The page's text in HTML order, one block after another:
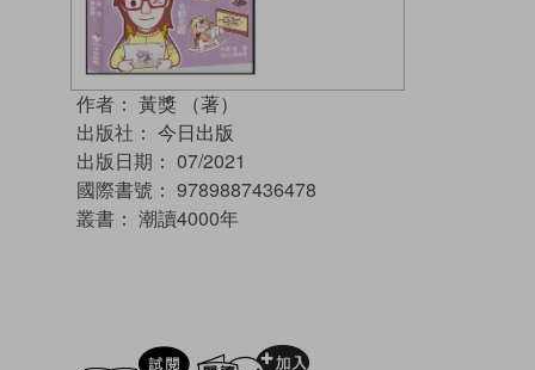
作者： 黃獎 （著）
出版社： 今日出版
出版日期： 07/2021
國際書號： 9789887436478
叢書： 潮讀4000年
試閲